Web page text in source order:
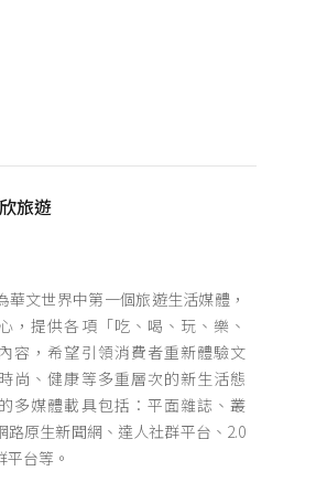
欣旅遊
華文世界中第一個旅遊生活媒體，
，提供各項「吃、喝、玩、樂、
容，希望引領消費者重新體驗文
尚、健康等多重層次的新生活態
多媒體載具包括：平面雜誌、叢
路原生新聞網、達人社群平台、2.0
平台等。